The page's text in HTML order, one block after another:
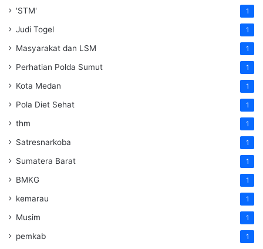
'STM' 1
Judi Togel 1
Masyarakat dan LSM 1
Perhatian Polda Sumut 1
Kota Medan 1
Pola Diet Sehat 1
thm 1
Satresnarkoba 1
Sumatera Barat 1
BMKG 1
kemarau 1
Musim 1
pemkab 1